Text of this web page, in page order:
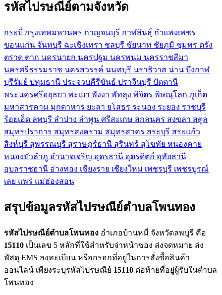
รหัสไปรษณีย์ตามจังหวัด
กระบี่ กรุงเทพมหานคร กาญจนบุรี กาฬสินธุ์ กำแพงเพชร
ขอนแก่น จันทบุรี ฉะเชิงเทรา ชลบุรี ชัยนาท ชัยภูมิ ชุมพร ตรัง
ตราด ตาก นครนายก นครปฐม นครพนม นครราชสีมา
นครศรีธรรมราช นครสวรรค์ นนทบุรี นราธิวาส น่าน บึงกาฬ
บุรีรัมย์ ปทุมธานี ประจวบคีรีขันธ์ ปราจีนบุรี ปัตตานี
พระนครศรีอยุธยา พะเยา พังงา พัทลุง พิจิตร พิษณุโลก ภูเก็ต
มหาสารคาม มุกดาหาร ยะลา ยโสธร ระนอง ระยอง ราชบุรี
ร้อยเอ็ด ลพบุรี ลำปาง ลำพูน ศรีสะเกษ สกลนคร สงขลา สตูล
สมุทรปราการ สมุทรสงคราม สมุทรสาคร สระบุรี สระแก้ว
สิงห์บุรี สุพรรณบุรี สุราษฎร์ธานี สุรินทร์ สุโขทัย หนองคาย
หนองบัวลำภู อำนาจเจริญ อุดรธานี อุตรดิตถ์ อุทัยธานี
อุบลราชธานี อ่างทอง เชียงราย เชียงใหม่ เพชรบุรี เพชรบูรณ์
เลย แพร่ แม่ฮ่องสอน
สรุปข้อมูลรหัสไปรษณีย์ตำบลโพนทอง
รหัสไปรษณีย์ตำบลโพนทอง อำเภอบ้านหมี่ จังหวัดลพบุรี คือ
15110 เป็นเลข 5 หลักที่ใช้สำหรับจ่าหน้าซอง ส่งจดหมาย ส่ง
พัสดุ EMS ลงทะเบียน หรือกรอกที่อยู่ในการสั่งซื้อสินค้า
ออนไลน์ เพียงระบุรหัสไปรษณีย์ 15110 ต่อท้ายที่อยู่ผู้รับในตำบล
โพนทอง